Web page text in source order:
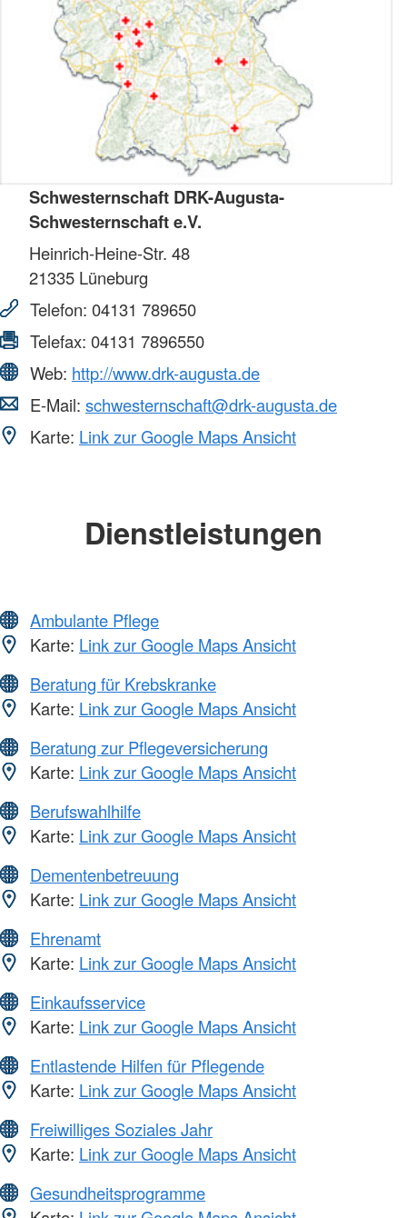
Schwesternschaft DRK-Augusta-
Schwesternschaft e.V.
Heinrich-Heine-Str. 48
21335 Lüneburg
Telefon: 04131 789650
Telefax: 04131 7896550
Web: http://www.drk-augusta.de
E-Mail: schwesternschaft@drk-augusta.de
Karte: Link zur Google Maps Ansicht
Dienstleistungen
Ambulante Pflege
Karte: Link zur Google Maps Ansicht
Beratung für Krebskranke
Karte: Link zur Google Maps Ansicht
Beratung zur Pflegeversicherung
Karte: Link zur Google Maps Ansicht
Berufswahlhilfe
Karte: Link zur Google Maps Ansicht
Dementenbetreuung
Karte: Link zur Google Maps Ansicht
Ehrenamt
Karte: Link zur Google Maps Ansicht
Einkaufsservice
Karte: Link zur Google Maps Ansicht
Entlastende Hilfen für Pflegende
Karte: Link zur Google Maps Ansicht
Freiwilliges Soziales Jahr
Karte: Link zur Google Maps Ansicht
Gesundheitsprogramme